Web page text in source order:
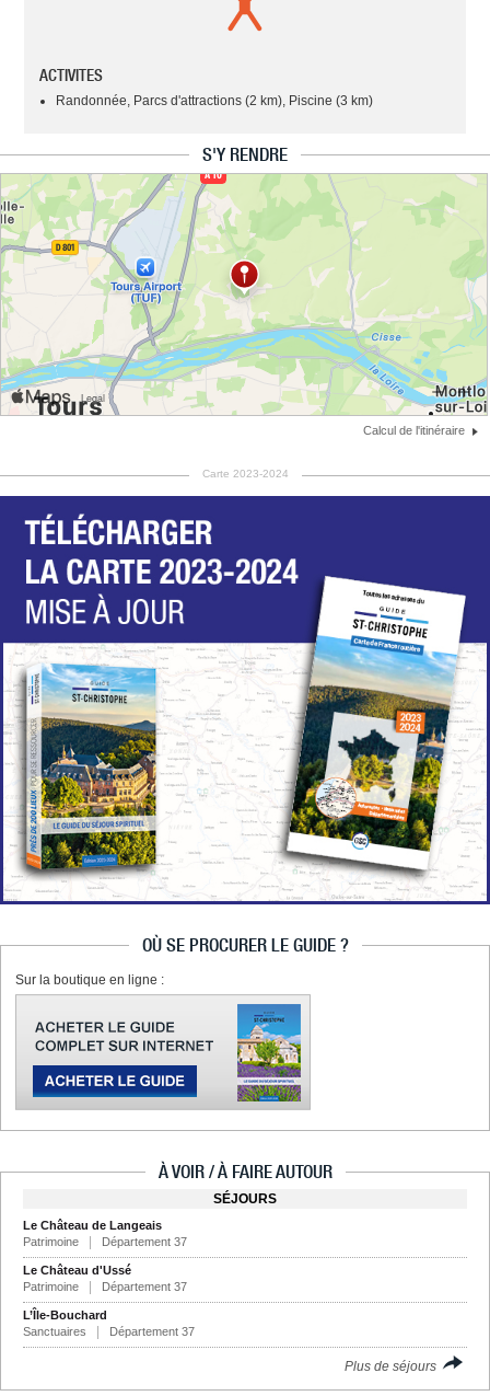
ACTIVITES
Randonnée, Parcs d'attractions (2 km), Piscine (3 km)
S'Y RENDRE
Calcul de l'itinéraire
Carte 2023-2024
OÙ SE PROCURER LE GUIDE ?
Sur la boutique en ligne :
À VOIR / À FAIRE AUTOUR
SÉJOURS
Le Château de Langeais
Patrimoine
Département 37
Le Château d'Ussé
Patrimoine
Département 37
L’Île-Bouchard
Sanctuaires
Département 37
Plus de séjours